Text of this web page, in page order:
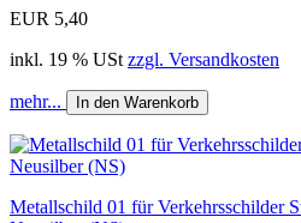
EUR 5,40
inkl. 19 % USt zzgl. Versandkosten
mehr... In den Warenkorb
Metallschild 01 für Verkehrsschilder